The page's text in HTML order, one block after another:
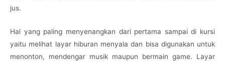
jus.
Hal yang paling menyenangkan dari pertama sampai di kursi
yaitu melihat layar hiburan menyala dan bisa digunakan untuk
menonton, mendengar musik maupun bermain game. Layar